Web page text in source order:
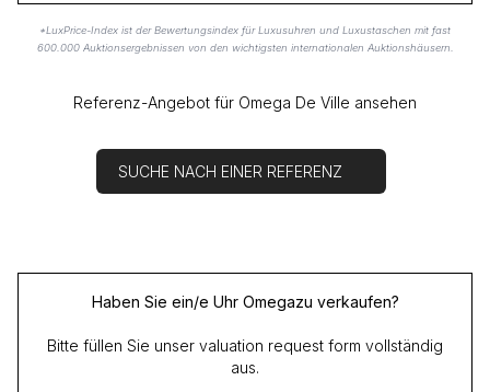
*LuxPrice-Index ist der Bewertungsindex für Luxusuhren und Luxustaschen mit fast
600.000 Auktionsergebnissen von den wichtigsten internationalen Auktionshäusern.
Referenz-Angebot für Omega De Ville ansehen
SUCHE NACH EINER REFERENZ
Haben Sie ein/e Uhr Omegazu verkaufen?
Bitte füllen Sie unser valuation request form vollständig
aus.